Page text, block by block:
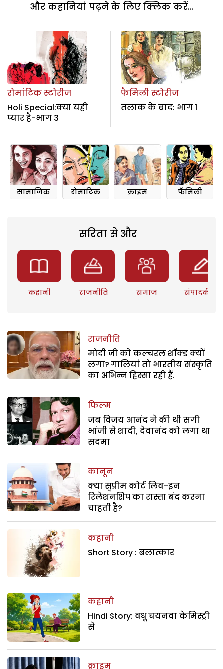
और कहानियां पढ़ने के लिए क्लिक करें...
रोमांटिक स्टोरीज
Holi Special:क्या यही
प्यार है-भाग 3
फैमिली स्टोरीज
तलाक के बाद: भाग 1
सामाजिक रोमांटिक क्राइम फॅमिली
सरिता से और
कहानी राजनीति समाज संपादकीय
राजनीति
मोदी जी को कल्चरल शॉक्ड क्यों
लगा? गालियां तो भारतीय संस्कृति
का अभिन्न हिस्सा रही हैं.
फिल्म
जब विजय आनंद ने की थी सगी
भांजी से शादी, देवानंद को लगा था
सदमा
कानून
क्या सुप्रीम कोर्ट लिव-इन
रिलेशनशिप का रास्ता बंद करना
चाहती है?
कहानी
Short Story : बलात्कार
कहानी
Hindi Story: वधू चयनवा केमिस्ट्री
से
क्राइम